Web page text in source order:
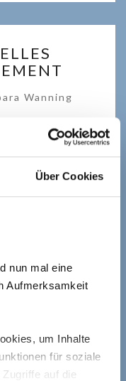
Über Cookies
nun mal eine
Aufmerksamkeit
um Inhalte
für soziale
auf die
Wanning
an den Kragen!
setzt bei den
genannt) an. Bei
geht es darum, die
unter anderem
einer Sache nicht
MORE